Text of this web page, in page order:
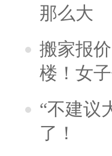
那么大
搬家报
楼！女
“不建议
了！